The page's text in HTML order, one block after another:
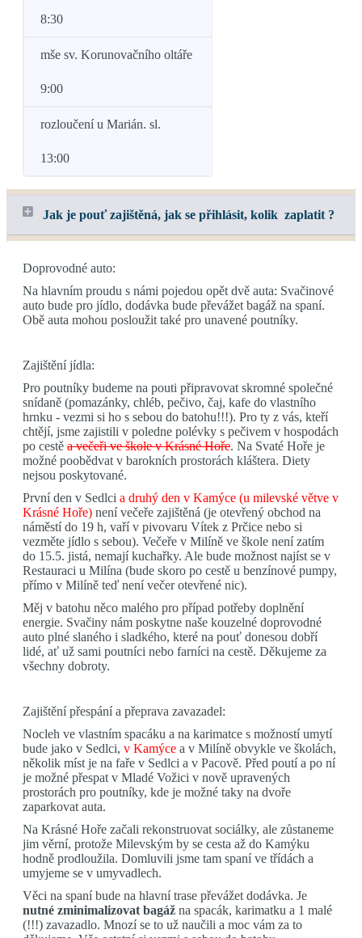
8:30
mše sv. Korunovačního oltáře
9:00
rozloučení u Marián. sl.
13:00
Jak je pouť zajištěná, jak se přihlásit, kolik zaplatit ?
Doprovodné auto:
Na hlavním proudu s námi pojedou opět dvě auta: Svačinové
auto bude pro jídlo, dodávka bude převážet bagáž na spaní.
Obě auta mohou posloužit také pro unavené poutníky.
Zajištění jídla:
Pro poutníky budeme na pouti připravovat skromné společné
snídaně (pomazánky, chléb, pečivo, čaj, kafe do vlastního
hrnku - vezmi si ho s sebou do batohu!!!). Pro ty z vás, kteří
chtějí, jsme zajistili v poledne polévky s pečivem v hospodách
po cestě a večeři ve škole v Krásné Hoře. Na Svaté Hoře je
možné poobědvat v barokních prostorách kláštera. Diety
nejsou poskytované.
První den v Sedlci a druhý den v Kamýce (u milevské větve v
Krásné Hoře) není večeře zajištěná (je otevřený obchod na
náměstí do 19 h, vaří v pivovaru Vítek z Prčice nebo si
vezměte jídlo s sebou). Večeře v Milíně ve škole není zatím
do 15.5. jistá, nemají kuchařky. Ale bude možnost najíst se v
Restauraci u Milína (bude skoro po cestě u benzínové pumpy,
přímo v Milíně teď není večer otevřené nic).
Měj v batohu něco malého pro případ potřeby doplnění
energie. Svačiny nám poskytne naše kouzelné doprovodné
auto plné slaného i sladkého, které na pouť donesou dobří
lidé, ať už sami poutníci nebo farníci na cestě. Děkujeme za
všechny dobroty.
Zajištění přespání a přeprava zavazadel:
Nocleh ve vlastním spacáku a na karimatce s možností umytí
bude jako v Sedlci, v Kamýce a v Milíně obvykle ve školách,
několik míst je na faře v Sedlci a v Pacově. Před poutí a po ní
je možné přespat v Mladé Vožici v nově upravených
prostorách pro poutníky, kde je možné taky na dvoře
zaparkovat auta.
Na Krásné Hoře začali rekonstruovat sociálky, ale zůstaneme
jim věrní, protože Milevským by se cesta až do Kamýku
hodně prodloužila. Domluvili jsme tam spaní ve třídách a
umyjeme se v umyvadlech.
Věci na spaní bude na hlavní trase převážet dodávka. Je
nutné zminimalizovat bagáž na spacák, karimatku a 1 malé
(!!!) zavazadlo. Mnozí se to už naučili a moc vám za to